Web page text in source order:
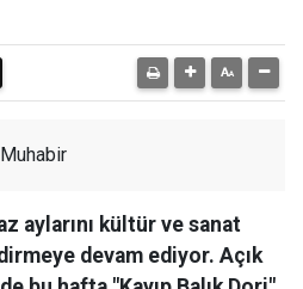
Muhabir
aylarını kültür ve sanat
devam ediyor. Açık